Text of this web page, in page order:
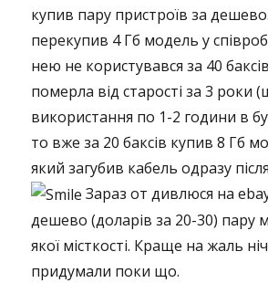
купив пару пристроїв за
перекупив 4 Гб модель у
нею не користувався за 40
померла від старості за 3 роки
використання по 1-2 години в
то вже за 20 баксів купив 8 Гб
який загубив кабель одразу
Зараз от дивлюся на
дешево (доларів за 20-30) пару
якої місткості. Краще на жаль
придумали поки що.